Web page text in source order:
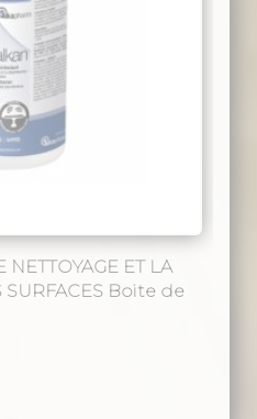
être
choisies
sur
la
page
du
NETTOYAGE ET LA
SURFACES Boite de